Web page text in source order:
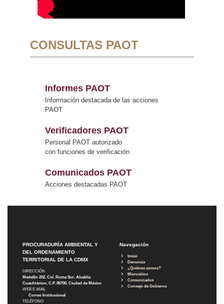
CONSULTAS PAOT
Informes PAOT
Información destacada de las acciones
PAOT
Verificadores PAOT
Personal PAOT autorizado
con funciones de verificación
Comunicados PAOT
Acciones destacadas PAOT
PROCURADURÍA AMBIENTAL Y
DEL ORDENAMIENTO
TERRITORIAL DE LA CDMX
DIRECCIÓN
Medellín 202, Col. Roma Sur, Alcaldía
Cuauhtémoc, C.P. 06700, Ciudad de México
WEB E-MAIL
Correo Institucional
TELÉFONO
Navegación
Inicio
Denuncia
¿Quiénes somos?
Micrositios
Comunicados
Consejo de Gobierno